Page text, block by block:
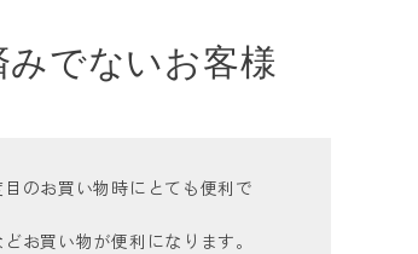
でないお客様
のお買い物時にとても便利で
お買い物が便利になります。